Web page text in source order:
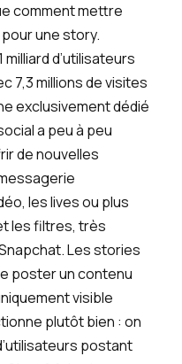
comment mettre
une story.
d’utilisateurs
7,3 millions de visites
exclusivement dédié
a peu à peu
de nouvelles
les lives ou plus
les filtres, très
Les stories
poster un contenu
visible
plutôt bien : on
postant